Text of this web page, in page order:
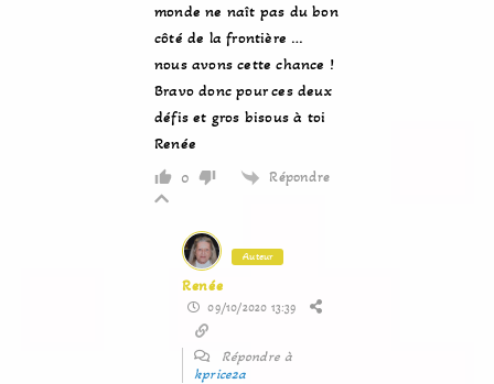
monde ne naît pas du bon
côté de la frontière …
nous avons cette chance !
Bravo donc pour ces deux
défis et gros bisous à toi
Renée
0 Répondre
Auteur
Renée
09/10/2020 13:39
Répondre à
kprice2a